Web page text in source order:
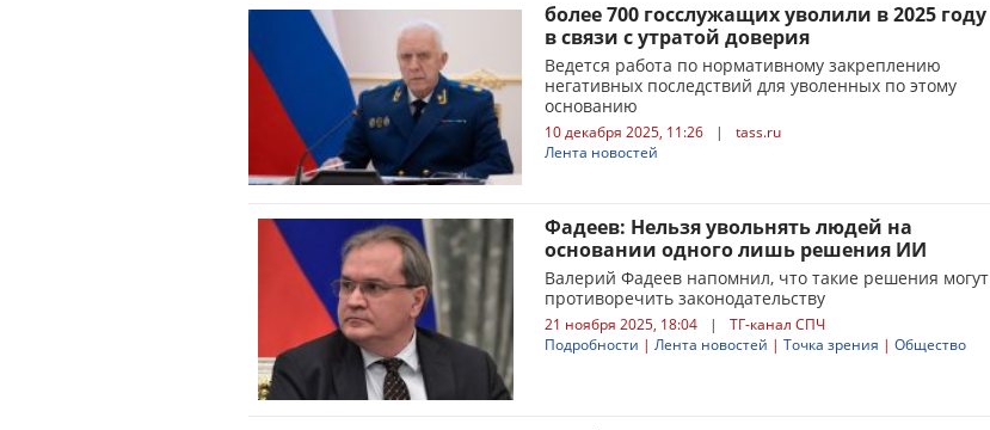
более 700 госслужащих уволили в 2025 году
в связи с утратой доверия
Ведется работа по нормативному закреплению
негативных последствий для уволенных по этому
основанию
10 декабря 2025, 11:26 |
tass.ru
Лента новостей
Фадеев: Нельзя увольнять людей на
основании одного лишь решения ИИ
Валерий Фадеев напомнил, что такие решения могут
противоречить законодательству
21 ноября 2025, 18:04 |
ТГ-канал СПЧ
Подробности | Лента новостей | Точка зрения | Общество